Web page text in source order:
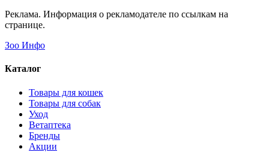
Реклама. Информация о рекламодателе по ссылкам на
странице.
Зоо Инфо
Каталог
Товары для кошек
Товары для собак
Уход
Ветаптека
Бренды
Акции